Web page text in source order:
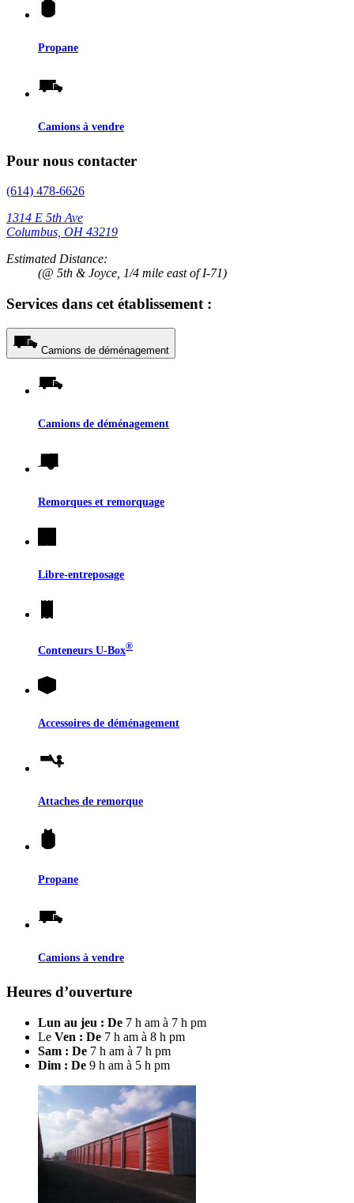
Propane
Camions à vendre
Pour nous contacter
(614) 478-6626
1314 E 5th Ave
Columbus, OH 43219
Estimated Distance:
(@ 5th & Joyce, 1/4 mile east of I-71)
Services dans cet établissement :
Camions de déménagement
Camions de déménagement
Remorques et remorquage
Libre-entreposage
Conteneurs U-Box®
Accessoires de déménagement
Attaches de remorque
Propane
Camions à vendre
Heures d’ouverture
Lun au jeu : De 7 h am à 7 h pm
Le Ven : De 7 h am à 8 h pm
Sam : De 7 h am à 7 h pm
Dim : De 9 h am à 5 h pm